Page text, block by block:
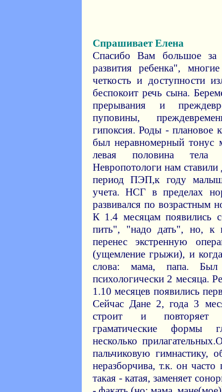
Спрашивает Елена
Спасибо Вам большое за
развития ребенка",
четкость и доступности
беспокоит речь сына.
прерывания и
пуповины,
гипоксия. Роды - плановое
был неравномерный тонус
левая половина тела
Невропотологи нам
период ПЭП,к году малыш
учета. НСГ в пределах
развивался по возрастным
К 1.4 месяцам появились
пить", "надо дать", но, к
перенес экстренную
(ущемление грыжи), и
слова: мама, папа. Был
психологически 2 месяца.
1.10 месяцев появились
Сейчас Дане 2, года 3
строит и повторяет
граматические формы
несколько
пальчиковую гимнастику,
неразборчива, т.к. он часто
такая - катая, заменяет